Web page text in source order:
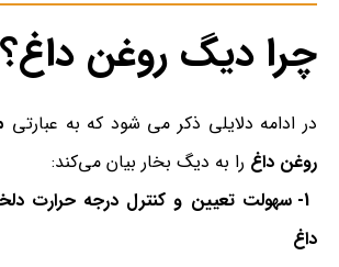
چرا دیگ روغن داغ؟
در ادامه دلایلی ذکر می شود که به عبارتی
روغن داغ را به دیگ بخار بیان می‌کند:
1- سهولت تعیین و کنترل درجه حرارت
داغ